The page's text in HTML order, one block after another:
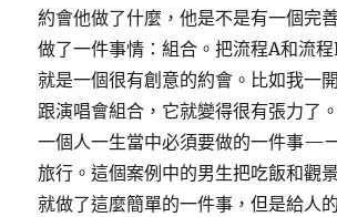
約會他做了什麼，他是不是有一個完
做了一件事情：組合。把流程A和流程
就是一個很有創意的約會。比如我一
跟演唱會組合，它就變得很有張力了
一個人一生當中必須要做的一件事—
旅行。這個案例中的男生把吃飯和觀
就做了這麼簡單的一件事，但是給人